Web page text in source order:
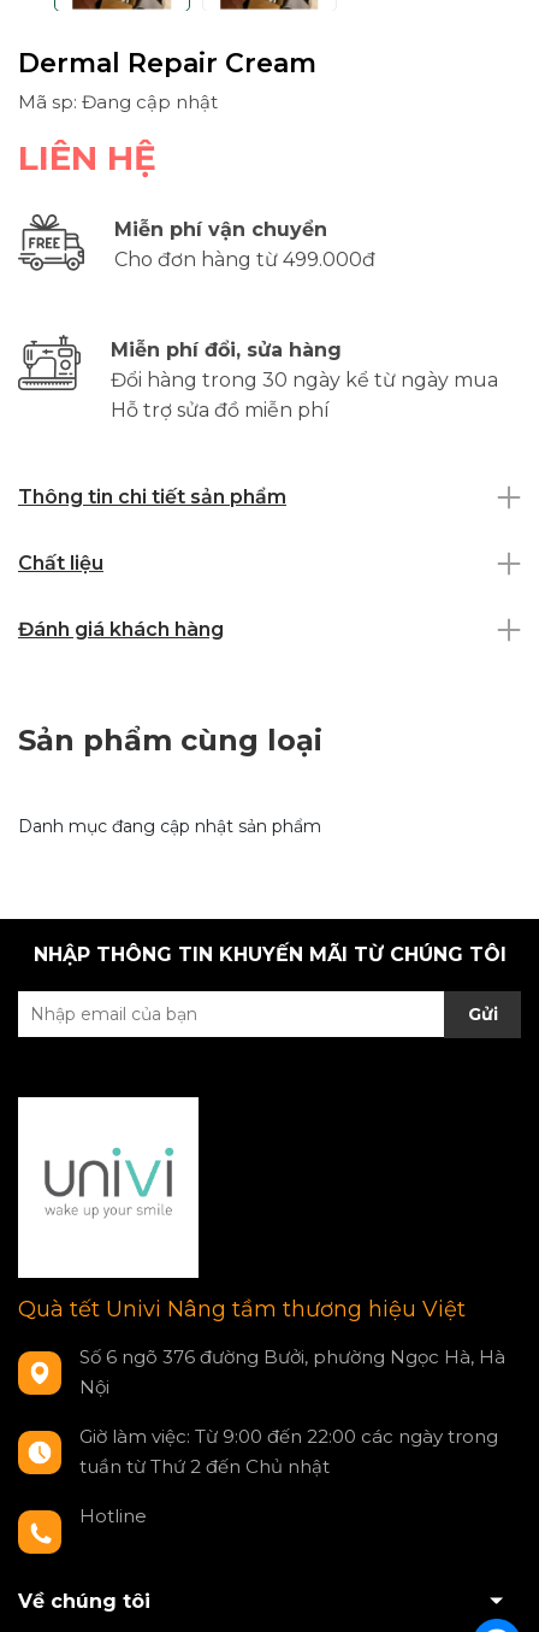
Dermal Repair Cream
Mã sp: Đang cập nhật
LIÊN HỆ
Miễn phí vận chuyển
Cho đơn hàng từ 499.000đ
Miễn phí đổi, sửa hàng
Đổi hàng trong 30 ngày kể từ ngày mua
Hỗ trợ sửa đồ miễn phí
Thông tin chi tiết sản phẩm
Chất liệu
Đánh giá khách hàng
Sản phẩm cùng loại
Danh mục đang cập nhật sản phẩm
NHẬP THÔNG TIN KHUYẾN MÃI TỪ CHÚNG TÔI
Gửi
Quà tết Univi Nâng tầm thương hiệu Việt
Số 6 ngõ 376 đường Bưởi, phường Ngọc Hà, Hà
Nội
Giờ làm việc: Từ 9:00 đến 22:00 các ngày trong
tuần từ Thứ 2 đến Chủ nhật
Hotline
Về chúng tôi